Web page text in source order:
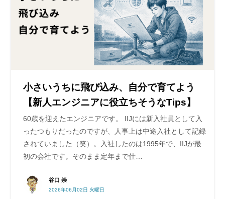
小さいうちに飛び込み、自分で育てよう
【新人エンジニアに役立ちそうなTips】
60歳を迎えたエンジニアです。 IIJには新入社員として入
ったつもりだったのですが、人事上は中途入社として記録
されていました（笑）。入社したのは1995年で、IIJが最
初の会社です。そのまま定年まで仕…
谷口 崇
2026年06月02日 火曜日